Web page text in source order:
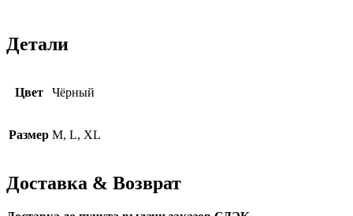
Детали
Цвет Чёрный
Размер M, L, XL
Доставка & Возврат